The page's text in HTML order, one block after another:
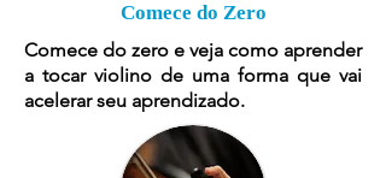
Comece do Zero
Comece do zero e veja como aprender
a tocar violino de uma forma que vai
acelerar seu aprendizado.